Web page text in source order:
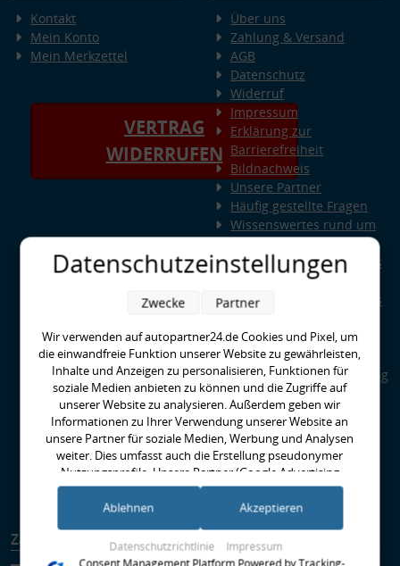
Kontakt
Mein Konto
Mein Merkzettel
VERTRAG
WIDERRUFEN
Über uns
Zahlung & Versand
AGB
Datenschutz
Widerruf
Impressum
Erklärung zur
Barrierefreiheit
Bildnachweis
Unsere Partner
Häufig gestellte Fragen
Wissenswertes rund um
Querlenker
Wissenswertes rund ums
Wissenswertes rund ums
Wissenswertes rund um
Kupplungen
Special Parts: Auto-Tuning
bei AUTOPARTNER24
Was ist HPS - High
Performance Standard?
EBC-Bremse richtig
Einbremsen
Runter im Hof
Zahlungsarten Versandarten
Datenschutzeinstellungen
Wir verwenden auf autopartner24.de Cookies und Pixel, um
die einwandfreie Funktion unserer Website zu gewährleisten,
Inhalte und Anzeigen zu personalisieren, Funktionen für
soziale Medien anbieten zu können und die Zugriffe auf
unserer Website zu analysieren. Außerdem geben wir
Informationen zu Ihrer Verwendung unserer Website an
unsere Partner für soziale Medien, Werbung und Analysen
weiter. Dies umfasst auch die Erstellung pseudonymer
Nutzungsprofile. Unsere Partner (Google Advertising
Products) führen diese Informationen möglicherweise mit
weiteren Daten zusammen, die Sie ihnen bereitgestellt haben
im Rahmen Ihrer Nutzung der Dienste gesammelt haben
(bspw. Nutzungsdaten anderer Geräte). Ihre Einwilligung zur
Datenschutzrichtlinie Impressum
Zwecke Partner
Ablehnen Akzeptieren
Consent Management Platform Powered by Tracking-